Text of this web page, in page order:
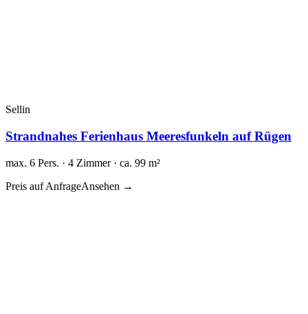
Sellin
Strandnahes Ferienhaus Meeresfunkeln auf Rügen
max. 6 Pers. · 4 Zimmer · ca. 99 m²
Preis auf AnfrageAnsehen →